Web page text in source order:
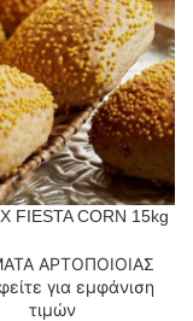
FIESTA CORN 15kg
ΑΡΤΟΠΟΙΟΙΑΣ
για εμφάνιση
τιμών